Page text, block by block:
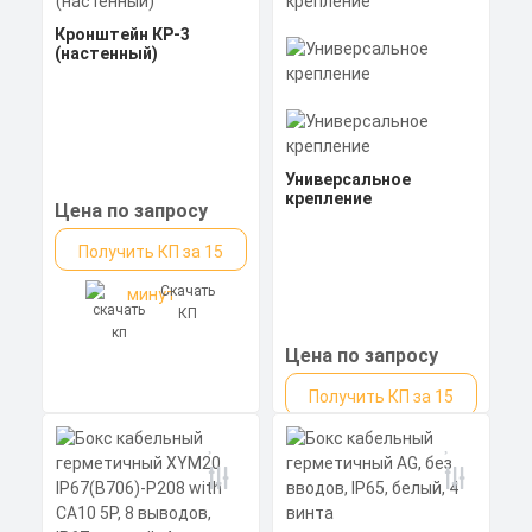
Кронштейн КР-3
(настенный)
Цена по запросу
Получить КП за 15
минутСкачать
КП
Универсальное
крепление
Цена по запросу
Получить КП за 15
минутСкачать
КП